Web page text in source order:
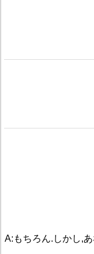
A:もちろん.しかし,